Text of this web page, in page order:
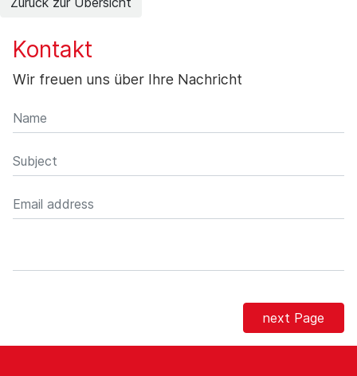
Kontakt
Wir freuen uns über Ihre Nachricht
next Page